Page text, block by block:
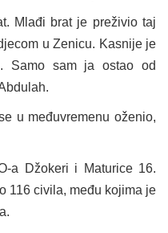
Mlađi brat je preživio taj
u Zenicu. Kasnije je
Samo sam ja ostao od
u međuvremenu oženio,
a Džokeri i Maturice 16.
116 civila, među kojima je